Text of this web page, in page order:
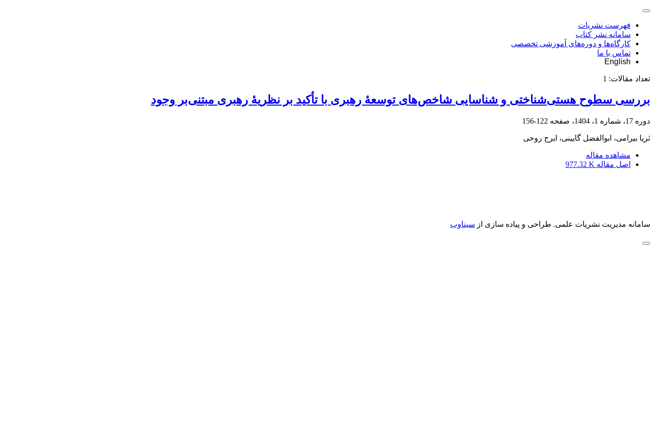
فهرست نشریات
سامانه نشر کتاب
کارگاه‌ها و دوره‌های آموزشی تخصصی
تماس با ما
English
تعداد مقالات: 1
بررسی سطوح هستی‌شناختی و شناسایی شاخص‌های توسعۀ رهبری با تأکید بر نظریۀ رهبری مبتنی‌بر وجود
دوره 17، شماره 1، 1404، صفحه 122-156
ثریا بیرامی، ابوالفضل گایینی، ایرج روحی
مشاهده مقاله
اصل مقاله 977.32 K
سامانه مدیریت نشریات علمی. طراحی و پیاده سازی از سیناوب